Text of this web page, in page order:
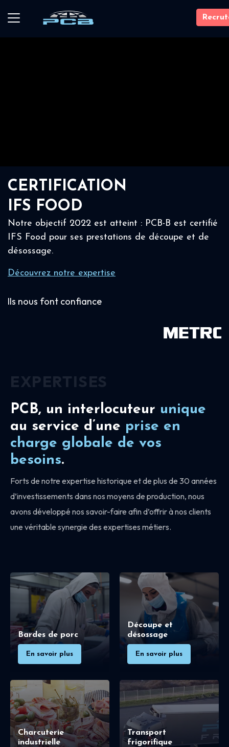
CERTIFICATION
IFS FOOD
Notre objectif 2022 est atteint : PCB-B est certifié
IFS Food pour ses prestations de découpe et de
désossage.
Découvrez notre expertise
Ils nous font confiance
PCB, un interlocuteur unique
au service d’une prise en
charge globale de vos
besoins.
Forts de notre expertise historique et de plus de 30 années
d’investissements dans nos moyens de production, nous
avons développé nos savoir-faire afin d’offrir à nos clients
une véritable synergie des expertises métiers.
EXPERTISES
Bardes de porc
En savoir plus
Découpe et
désossage
En savoir plus
Charcuterie
industrielle
Transport
frigorifique